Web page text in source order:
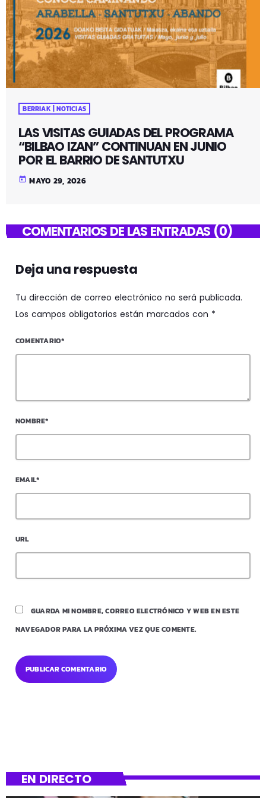
BERRIAK | NOTICIAS
LAS VISITAS GUIADAS DEL PROGRAMA
“BILBAO IZAN” CONTINUAN EN JUNIO
POR EL BARRIO DE SANTUTXU
today MAYO 29, 2026
COMENTARIOS DE LAS ENTRADAS (0)
Deja una respuesta
Tu dirección de correo electrónico no será publicada.
Los campos obligatorios están marcados con *
COMENTARIO*
NOMBRE*
EMAIL*
URL
GUARDA MI NOMBRE, CORREO ELECTRÓNICO Y WEB EN ESTE
NAVEGADOR PARA LA PRÓXIMA VEZ QUE COMENTE.
EN DIRECTO